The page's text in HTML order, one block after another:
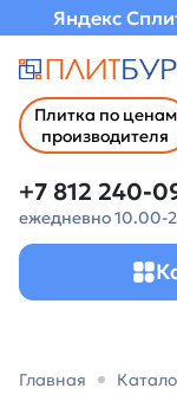
Яндекс
Плитка по ценам
производителя
+7 812 240-
ежедневно 10.00-
Главная